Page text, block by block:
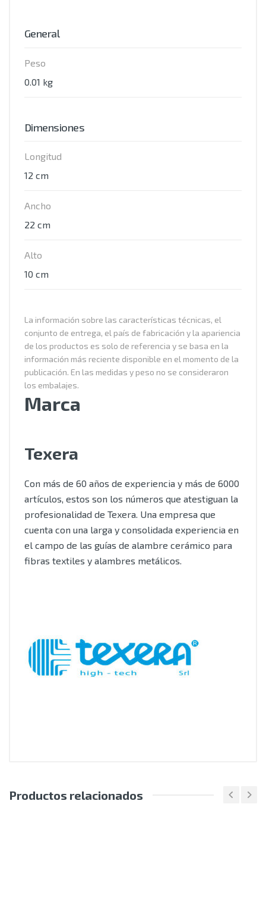
General
Peso
0.01 kg
Dimensiones
Longitud
12 cm
Ancho
22 cm
Alto
10 cm
La información sobre las características técnicas, el
conjunto de entrega, el país de fabricación y la apariencia
de los productos es solo de referencia y se basa en la
información más reciente disponible en el momento de la
publicación. En las medidas y peso no se consideraron
los embalajes.
Marca
Texera
Con más de 60 años de experiencia y más de 6000
artículos, estos son los números que atestiguan la
profesionalidad de Texera. Una empresa que
cuenta con una larga y consolidada experiencia en
el campo de las guías de alambre cerámico para
fibras textiles y alambres metálicos.
Productos relacionados